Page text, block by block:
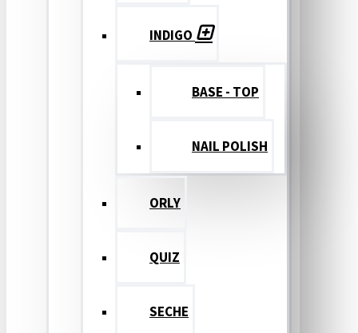
INDIGO
BASE - TOP
NAIL POLISH
ORLY
QUIZ
SECHE